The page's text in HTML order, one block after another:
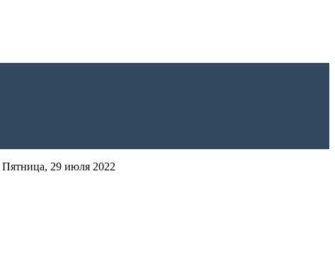
29 июля 2022